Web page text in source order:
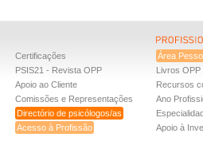
Certificações
PSIS21 - Revista OPP
Apoio ao Cliente
Comissões e Representações
Directório de psicólogos/as
Acesso à Profissão
Área
Livros OPP
Recursos
Ano
Apoio à